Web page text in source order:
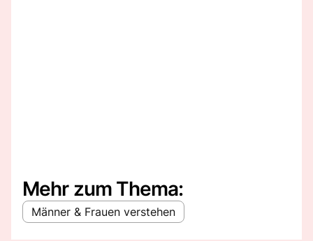
Mehr zum Thema:
Männer & Frauen verstehen